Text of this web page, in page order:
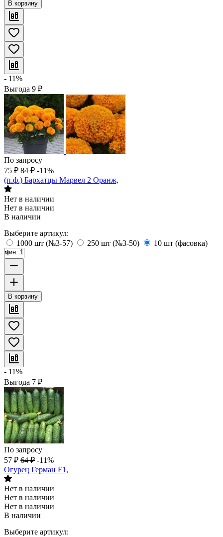
В корзину
- 11%
Выгода 9 ₽
По запросу
75 ₽ 84 ₽ -11%
(п.ф.) Бархатцы Марвел 2 Оранж,
Нет в наличии
Нет в наличии
В наличии
Выберите артикул:
1000 шт (№3-57)
250 шт (№3-50) 10 шт (фасовка)
мин. 1
В корзину
- 11%
Выгода 7 ₽
По запросу
57 ₽ 64 ₽ -11%
Огурец Герман F1,
Нет в наличии
Нет в наличии
Нет в наличии
В наличии
Выберите артикул: